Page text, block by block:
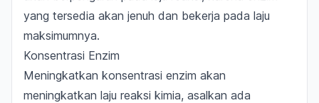
yang tersedia akan jenuh dan bekerja pada laju
maksimumnya.
Konsentrasi Enzim
Meningkatkan konsentrasi enzim akan
meningkatkan laju reaksi kimia, asalkan ada